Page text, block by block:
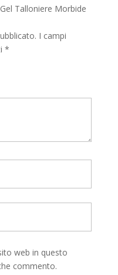
Talloniere Morbide
I campi
*
web in questo
commento.